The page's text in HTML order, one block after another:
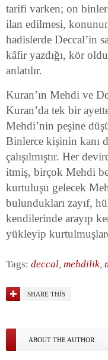
tarifi varken; on
ilan edilmesi, konunun
hadislerde Deccal’in
kâfir yazdığı, kör
anlatılır.
Kuran’ın Mehdi ve
Kuran’da tek bir
Mehdi’nin peşine
Binlerce kişinin kanı
çalışılmıştır. Her
itmiş, birçok Mehdi
kurtuluşu gelecek
bulundukları zayıf,
kendilerinde arayıp
yükleyip
Tags: deccal, mehdilik,
SHARE THIS
ABOUT THE AUTHOR